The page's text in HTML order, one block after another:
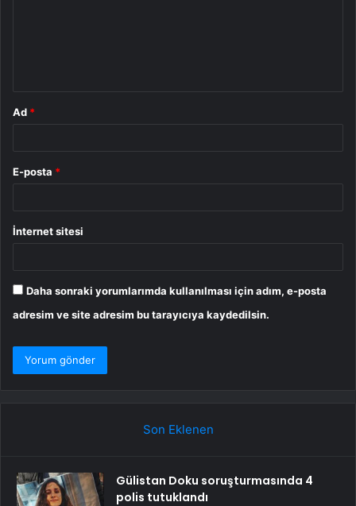
Ad *
E-posta *
İnternet sitesi
Daha sonraki yorumlarımda kullanılması için adım, e-posta
adresim ve site adresim bu tarayıcıya kaydedilsin.
Son Eklenen
Gülistan Doku soruşturmasında 4
polis tutuklandı